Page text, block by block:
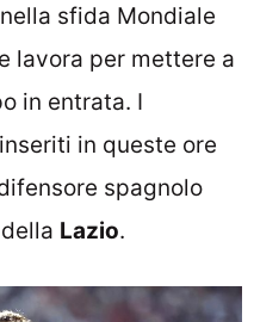
sfida Mondiale
lavora per mettere a
in entrata. I
in queste ore
spagnolo
Lazio.